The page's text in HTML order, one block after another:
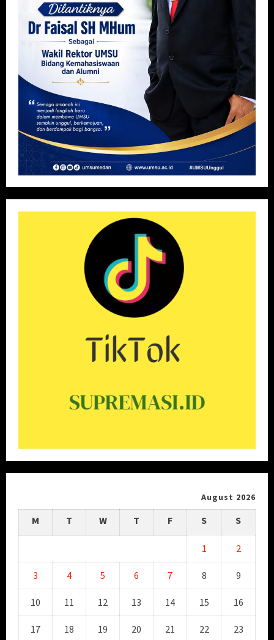
August 2026
M T W T F S S
1 2
3 4 5 6 7 8 9
10 11 12 13 14 15 16
17 18 19 20 21 22 23